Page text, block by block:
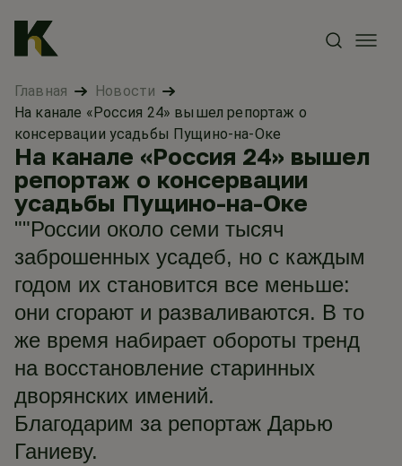
Главная
Новости
На канале «Россия 24» вышел репортаж о
консервации усадьбы Пущино-на-Оке
На канале «Россия 24» вышел
репортаж о консервации
усадьбы Пущино-на-Оке
""России около семи тысяч
заброшенных усадеб, но с каждым
годом их становится все меньше:
они сгорают и разваливаются. В то
же время набирает обороты тренд
на восстановление старинных
дворянских имений.
Благодарим за репортаж Дарью
Ганиеву.